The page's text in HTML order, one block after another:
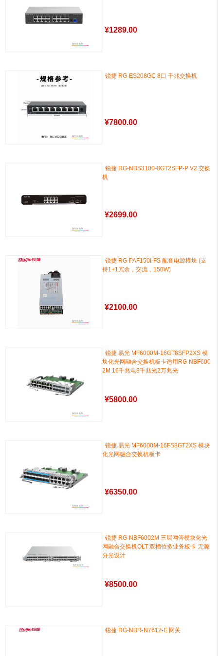
¥1289.00
锐捷 RG-ES208GC 8口 千兆交换机
¥7800.00
锐捷 RG-NBS3100-8GT2SFP-P V2 交换
机
¥2699.00
锐捷 RG-PAF150I-FS 配套电源模块 (支
持1+1冗余，交流，150W)
¥2100.00
锐捷 易光 MF6000M-16GT8SFP2XS 模
块化光网融合交换机板卡适用RG-NBF600
2M 16千兆电8千兆光2万兆光
¥5800.00
锐捷 易光 MF6000M-16FS8GT2XS 模块
化光网融合交换机板卡
¥6350.00
锐捷 RG-NBF6002M 三层网管模块化光
网融合交换机OLT 双槽位多业务板卡 无源
分光设计
¥8500.00
锐捷 RG-NBR-N7612-E 网关